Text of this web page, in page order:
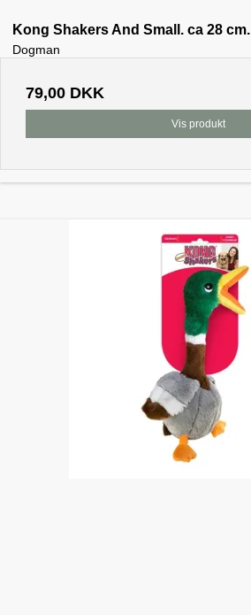
Kong Shakers And Small. ca 28 cm.
Dogman
79,00 DKK
Vis produkt